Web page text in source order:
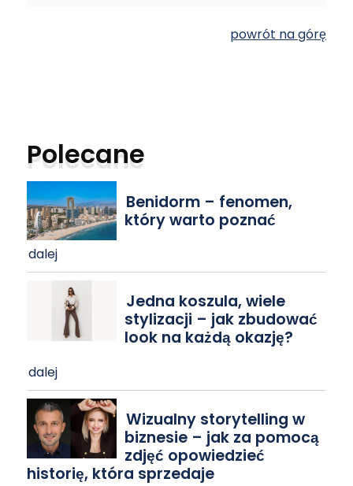
powrót na górę
Polecane
Benidorm – fenomen,
który warto poznać
dalej
Jedna koszula, wiele
stylizacji – jak zbudować
look na każdą okazję?
dalej
Wizualny storytelling w
biznesie – jak za pomocą
zdjęć opowiedzieć
historię, która sprzedaje